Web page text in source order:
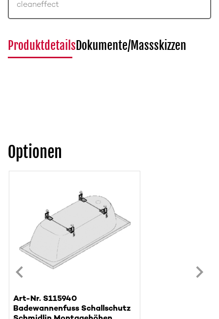
cleaneffect
ProduktdetailsDokumente/Massskizzen
Optionen
Art-Nr. S115940
Badewannenfuss Schallschutz